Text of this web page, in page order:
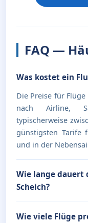
FAQ —
Was kostet ein
Die Preise für Flüge
nach Airline,
typischerweise
günstigsten Tarife
und in der
Wie lange dauert
Scheich?
Wie viele Flüge